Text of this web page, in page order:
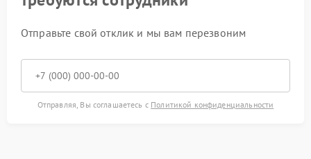
Отправьте свой отклик и мы вам перезвоним
Отправляя, Вы соглашаетесь с Политикой конфиденциальности